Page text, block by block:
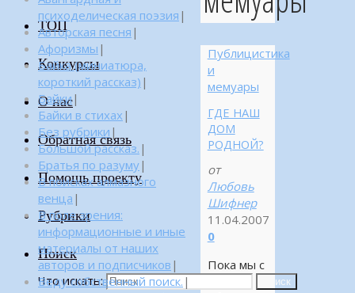
ТОП
Конкурсы
О нас
Обратная связь
Помощь проекту
Рубрики
Поиск
Что искать: Поиск
Публицистика
и
мемуары
ГДЕ НАШ
ДОМ
РОДНОЙ?
от
Любовь
Шифнер
11.04.2007
0
Пока мы с
психоделическая поэзия |
Авторская песня |
Афоризмы |
Байка (миниатюра,
короткий рассказ) |
Байки|
Байки в стихах |
Без рубрики |
Большой рассказ. |
Братья по разуму|
В поисках алмазного
венца |
В поле зрения:
информационные и иные
материалы от наших
авторов и подписчиков |
Веду собственный поиск. |